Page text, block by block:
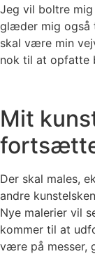
Jeg vil boltre mig
glæder mig også
skal være min
nok til at opfatte
Mit
Der skal males,
andre
Nye malerier vil
kommer til at
være på messer,